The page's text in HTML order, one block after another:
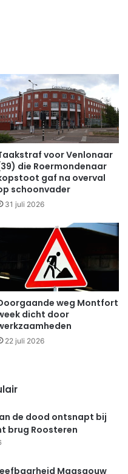
voor Venlonaar
die Roermondenaar
gaf na overval
schoonvader
31 juli 2026
weg Montfort
dicht door
22 juli 2026
de dood ontsnapt bij
brug Roosteren
Maasgouw